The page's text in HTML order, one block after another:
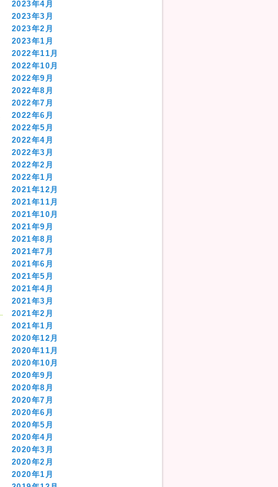
2023年4月
2023年3月
2023年2月
2023年1月
2022年11月
2022年10月
2022年9月
2022年8月
2022年7月
2022年6月
2022年5月
2022年4月
2022年3月
2022年2月
2022年1月
2021年12月
2021年11月
2021年10月
2021年9月
2021年8月
2021年7月
2021年6月
2021年5月
2021年4月
2021年3月
2021年2月
2021年1月
2020年12月
2020年11月
2020年10月
2020年9月
2020年8月
2020年7月
2020年6月
2020年5月
2020年4月
2020年3月
2020年2月
2020年1月